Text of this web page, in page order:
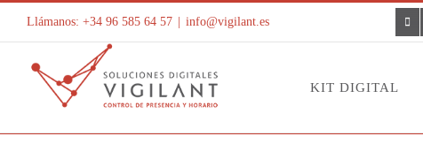
Llámanos: +34 96 585 64 57 info@vigilant.es
KIT DIGITAL